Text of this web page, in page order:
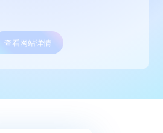
查看网站详情